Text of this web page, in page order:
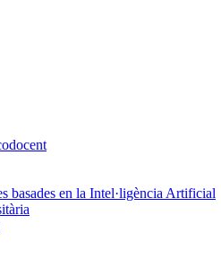
basades en la Intel·ligència Artificial